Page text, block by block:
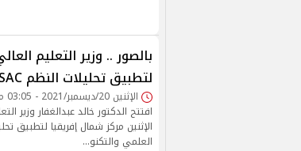
بالصور .. وزير التعليم
لتطبيق تحليلات النظم NAASAC
الإثنين 20/ديسمبر/2021 - 03:05 م
افتتح الدكتور خالد عبدالغفار وزير
العلمي والتكنو…